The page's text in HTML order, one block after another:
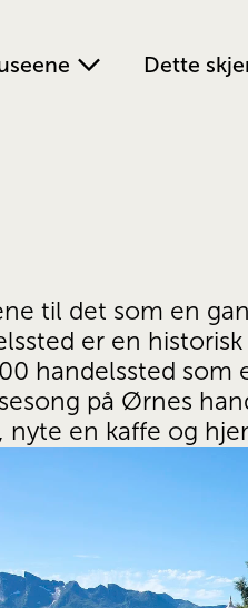
Dette
til det som en
er en
handelssted som
på Ørnes
nyte en kaffe og